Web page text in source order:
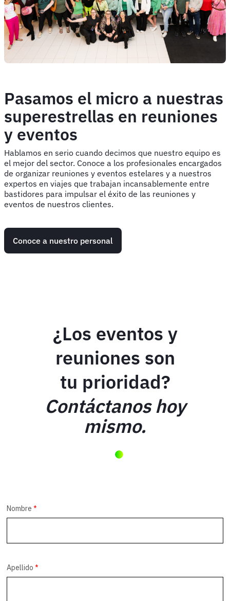
Pasamos el micro a nuestras
superestrellas en reuniones
y eventos
Hablamos en serio cuando decimos que nuestro equipo es
el mejor del sector. Conoce a los profesionales encargados
de organizar reuniones y eventos estelares y a nuestros
expertos en viajes que trabajan incansablemente entre
bastidores para impulsar el éxito de las reuniones y
eventos de nuestros clientes.
Conoce a nuestro personal
¿Los eventos y
reuniones son
tu prioridad?
Contáctanos hoy
mismo.